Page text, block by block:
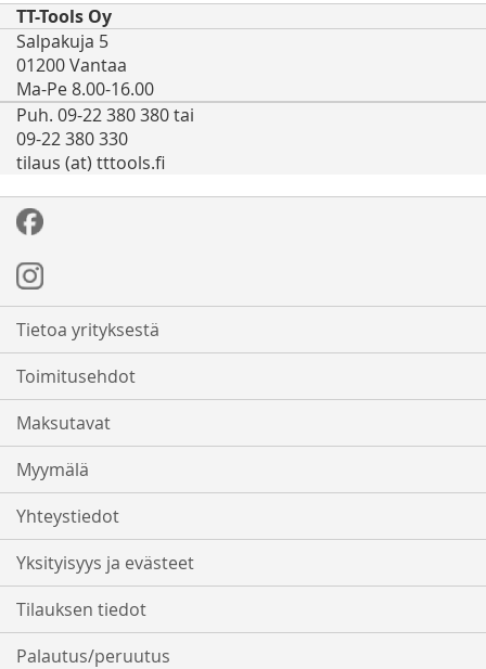
TT-Tools Oy
Salpakuja 5
01200 Vantaa
Ma-Pe 8.00-16.00
Puh. 09-22 380 380 tai
09-22 380 330
tilaus (at) tttools.fi
Tietoa yrityksestä
Toimitusehdot
Maksutavat
Myymälä
Yhteystiedot
Yksityisyys ja evästeet
Tilauksen tiedot
Palautus/peruutus